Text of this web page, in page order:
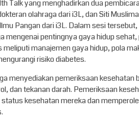
Talk yang menghadirkan dua
olahraga dari i3L, dan Siti
Pangan dari i3L. Dalam sesi
mengenai pentingnya gaya hidup
meliputi manajemen gaya hidup, pola
risiko diabetes.
menyediakan pemeriksaan
dan tekanan darah. Pemeriksaan
kesehatan mereka dan